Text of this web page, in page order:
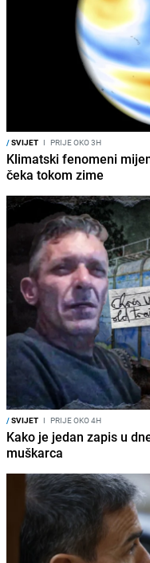
/SVIJET I PRIJE OKO 3H
Klimatski fenomeni
čeka tokom zime
/SVIJET I PRIJE OKO 4H
Kako je jedan zapis u
muškarca